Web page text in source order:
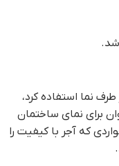
طرف نما استفاده کرد،
برای نمای ساختمان
که آجر با کیفیت را